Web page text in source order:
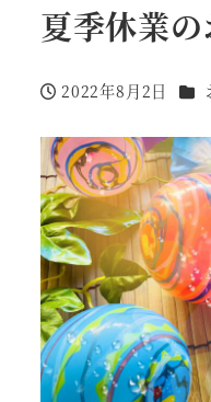
夏季休業
投稿日
2022年8月2日 カ